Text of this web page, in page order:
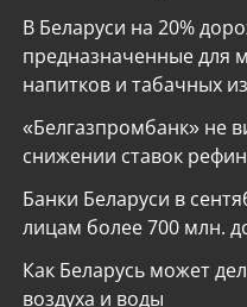
В Беларуси на 20%
предназначенные для
напитков и табачных
«Белгазпромбанк» не
снижении ставок
Банки Беларуси в
лицам более 700 млн.
Как Беларусь может
воздуха и воды